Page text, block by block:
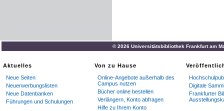
© 2026 Universitätsbibliothek Frankfurt am
Aktuelles
Neue Seiten
Neuerwerbungslisten
Neue Datenbanken
Führungen und Schulungen
Von zu Hause
Online-Angebote außerhalb des
Campus nutzen
Bücher online bestellen
Verlängern, Konto abfragen
Hilfe zu Ihrem Konto
Digitale
Frankfurter